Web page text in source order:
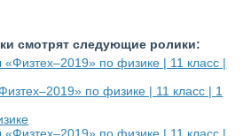
смотрят следующие ролики:
по физике | 11 класс | 1